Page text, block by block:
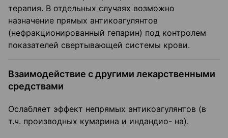
терапия. В отдельных случаях возможно
назначение прямых антикоагулянтов
(нефракционированный гепарин) под контролем
показателей свертывающей системы крови.
Взаимодействие с другими лекарственными
средствами
Ослабляет эффект непрямых антикоагулянтов (в
т.ч. производных кумарина и индандио- на).